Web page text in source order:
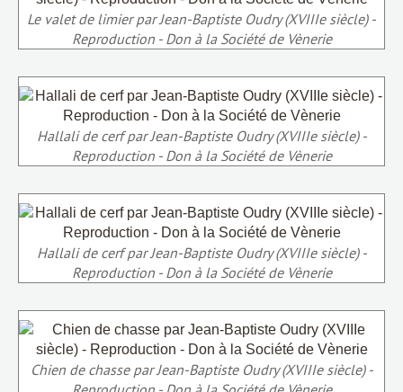
Le valet de limier par Jean-Baptiste Oudry (XVIIIe siècle) -
Reproduction - Don à la Société de Vènerie
Hallali de cerf par Jean-Baptiste Oudry (XVIIIe siècle) -
Reproduction - Don à la Société de Vènerie
Hallali de cerf par Jean-Baptiste Oudry (XVIIIe siècle) -
Reproduction - Don à la Société de Vènerie
Chien de chasse par Jean-Baptiste Oudry (XVIIIe siècle) -